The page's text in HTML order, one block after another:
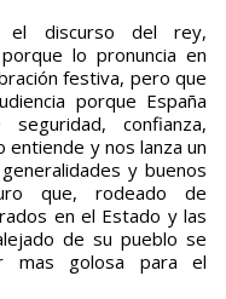
discurso del rey,
lo pronuncia en
festiva, pero que
porque España
confianza,
entiende y nos lanza un
y buenos
que, rodeado de
en el Estado y las
de su pueblo se
mas golosa para el